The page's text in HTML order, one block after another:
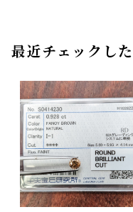
最近チェックし